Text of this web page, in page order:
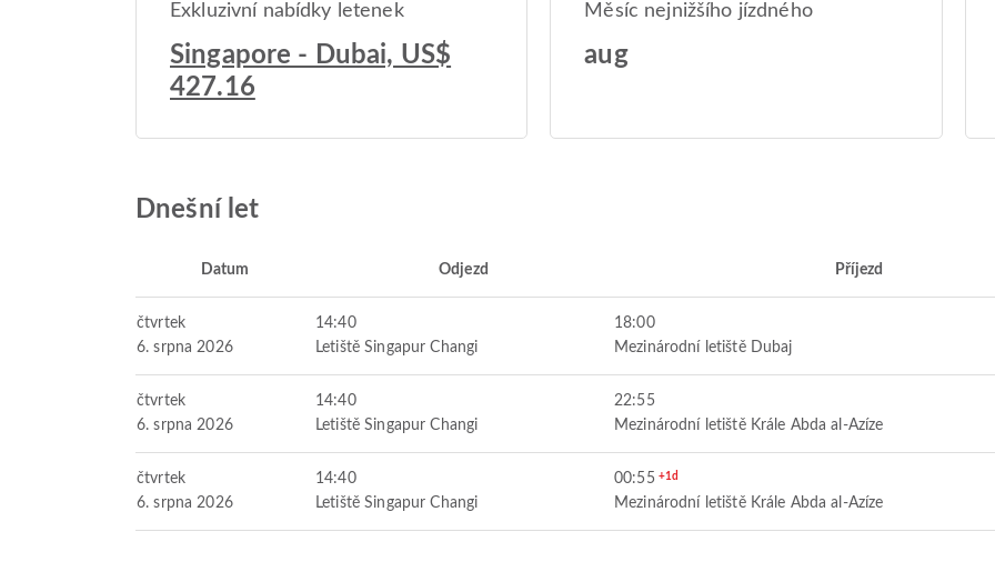
Exkluzivní nabídky letenek
Singapore - Dubai, US$
427.16
Měsíc nejnižšího jízdného
aug
Dnešní let
Datum Odjezd Příjezd
čtvrtek
6. srpna 2026
14:40
Letiště Singapur Changi
18:00
Mezinárodní letiště Dubaj
čtvrtek
6. srpna 2026
14:40
Letiště Singapur Changi
22:55
Mezinárodní letiště Krále Abda al-Azíze
čtvrtek
6. srpna 2026
14:40
Letiště Singapur Changi
00:55 +1d
Mezinárodní letiště Krále Abda al-Azíze